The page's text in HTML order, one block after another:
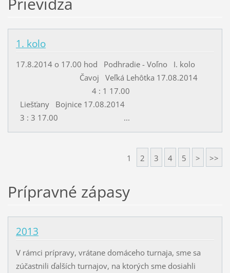
1. kolo
17.8.2014 o 17.00 hod Podhradie - Voľno I. kolo
Čavoj Veľká Lehôtka 17.08.2014
4 : 1 17.00
Liešťany Bojnice 17.08.2014
3 : 3 17.00 ...
1 2 3 4 5 > >>
Prípravné zápasy
2013
V rámci prípravy, vrátane domáceho turnaja, sme sa
zúčastnili ďalších turnajov, na ktorých sme dosiahli